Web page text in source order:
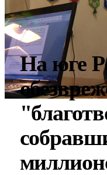
На юге